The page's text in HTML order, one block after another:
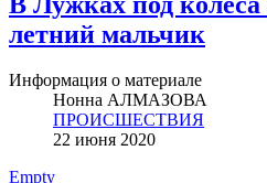
летний мальчик
Информация о материале
Нонна АЛМАЗОВА
ПРОИСШЕСТВИЯ
22 июня 2020
Empty